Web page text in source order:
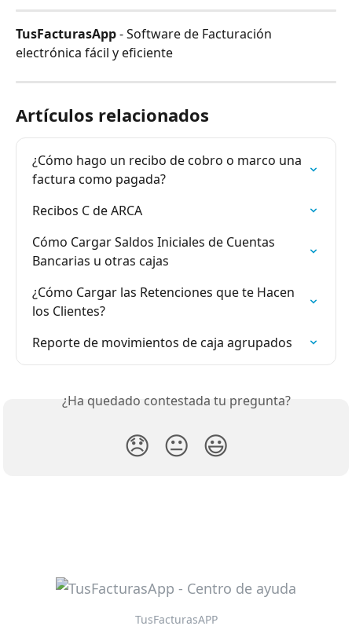
TusFacturasApp - Software de Facturación
electrónica fácil y eficiente
Artículos relacionados
¿Cómo hago un recibo de cobro o marco una
factura como pagada?
Recibos C de ARCA
Cómo Cargar Saldos Iniciales de Cuentas
Bancarias u otras cajas
¿Cómo Cargar las Retenciones que te Hacen
los Clientes?
Reporte de movimientos de caja agrupados
¿Ha quedado contestada tu pregunta?
😞 😐 😃
TusFacturasAPP